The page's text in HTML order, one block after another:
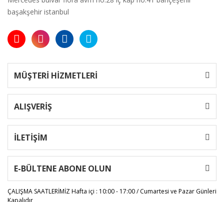
başakşehir istanbul
MÜŞTERİ HİZMETLERİ
ALIŞVERİŞ
İLETİŞİM
E-BÜLTENE ABONE OLUN
ÇALIŞMA SAATLERİMİZHafta içi : 10:00 - 17:00 / Cumartesi ve Pazar Günleri
Kapalıdır